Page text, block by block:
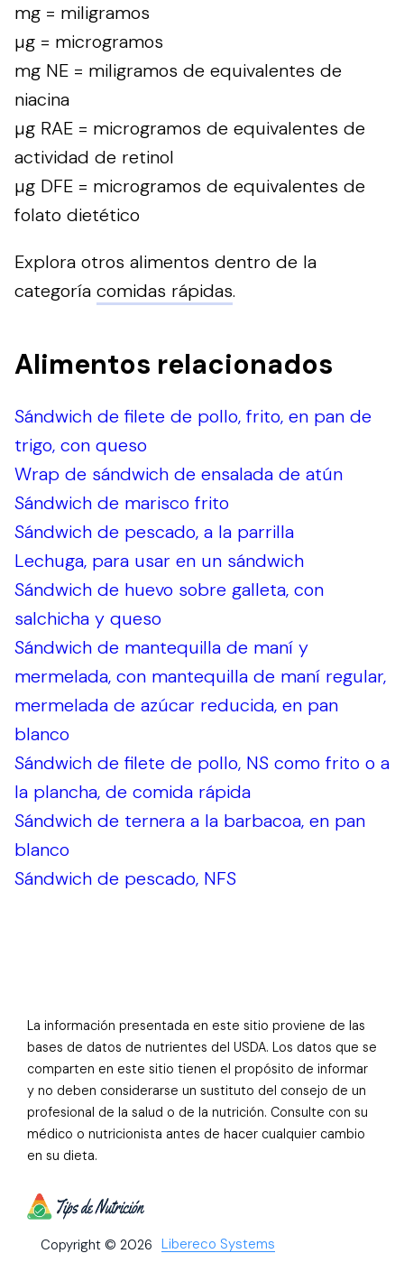
mg = miligramos
µg = microgramos
mg NE = miligramos de equivalentes de
niacina
µg RAE = microgramos de equivalentes de
actividad de retinol
µg DFE = microgramos de equivalentes de
folato dietético
Explora otros alimentos dentro de la
categoría comidas rápidas.
Alimentos relacionados
Sándwich de filete de pollo, frito, en pan de
trigo, con queso
Wrap de sándwich de ensalada de atún
Sándwich de marisco frito
Sándwich de pescado, a la parrilla
Lechuga, para usar en un sándwich
Sándwich de huevo sobre galleta, con
salchicha y queso
Sándwich de mantequilla de maní y
mermelada, con mantequilla de maní regular,
mermelada de azúcar reducida, en pan
blanco
Sándwich de filete de pollo, NS como frito o a
la plancha, de comida rápida
Sándwich de ternera a la barbacoa, en pan
blanco
Sándwich de pescado, NFS
La información presentada en este sitio proviene de las
bases de datos de nutrientes del USDA. Los datos que se
comparten en este sitio tienen el propósito de informar
y no deben considerarse un sustituto del consejo de un
profesional de la salud o de la nutrición. Consulte con su
médico o nutricionista antes de hacer cualquier cambio
en su dieta.
Copyright © 2026 Libereco Systems